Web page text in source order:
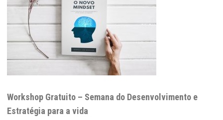
Workshop Gratuito – Semana do Desenvolvimento e
Estratégia para a vida